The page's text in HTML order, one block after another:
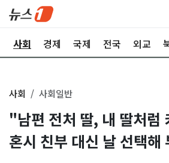
사회 경제 국제 전국 외교
사회 사회일반
"남편 전처 딸, 내 딸처럼
혼시 친부 대신 날 선택해